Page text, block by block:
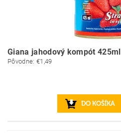
Giana jahodový kompót 425ml
Pôvodne: €1,49